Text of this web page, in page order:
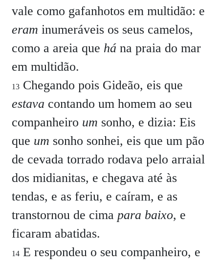
vale como gafanhotos em multidão: e
eram inumeráveis os seus camelos,
como a areia que há na praia do mar
em multidão.
13 Chegando pois Gideão, eis que
estava contando um homem ao seu
companheiro um sonho, e dizia: Eis
que um sonho sonhei, eis que um pão
de cevada torrado rodava pelo arraial
dos midianitas, e chegava até às
tendas, e as feriu, e caíram, e as
transtornou de cima para baixo, e
ficaram abatidas.
14 E respondeu o seu companheiro, e